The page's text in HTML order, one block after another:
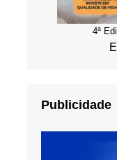
4ª
Publicidade